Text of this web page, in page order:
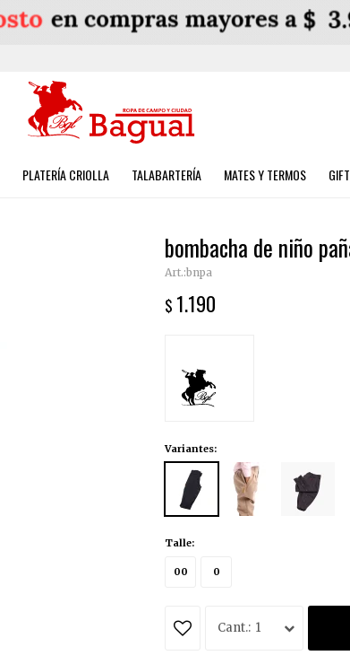
PLATERÍA CRIOLLA TALABARTERÍA MATES Y TERMOS
bombacha de niño
bnpa
$ 1.190
Variantes:
Talle:
00 0
1